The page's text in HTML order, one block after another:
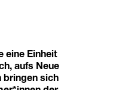
eine Einheit
aufs Neue
bringen sich